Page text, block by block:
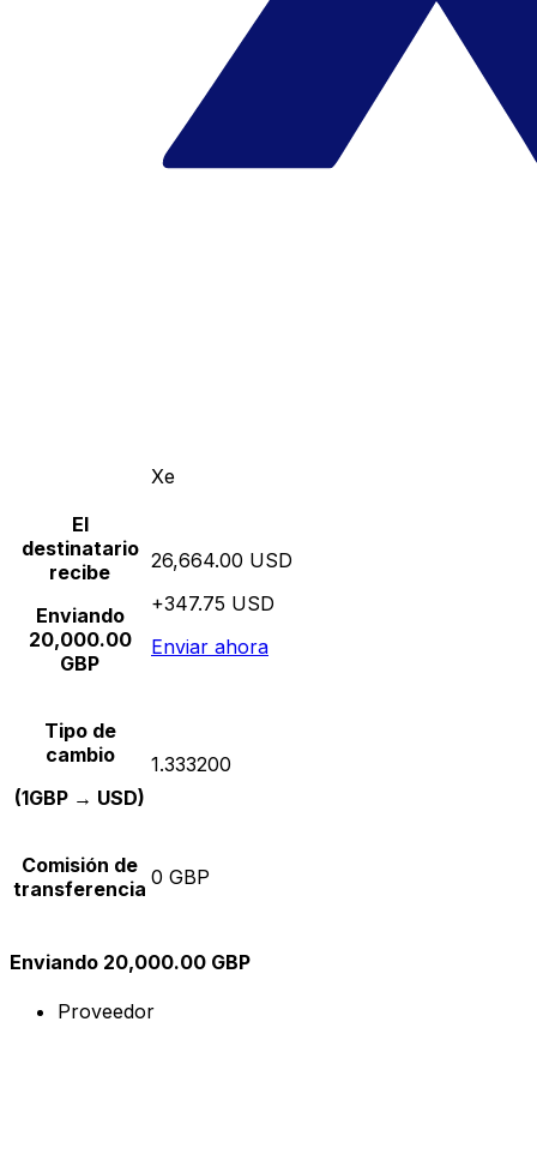
Xe
El
destinatario
recibe
Enviando
20,000.00
GBP
26,664.00 USD
+347.75 USD
Enviar ahora
Tipo de
cambio
(1GBP → USD)
1.333200
Comisión de
transferencia 0 GBP
Enviando 20,000.00 GBP
Proveedor